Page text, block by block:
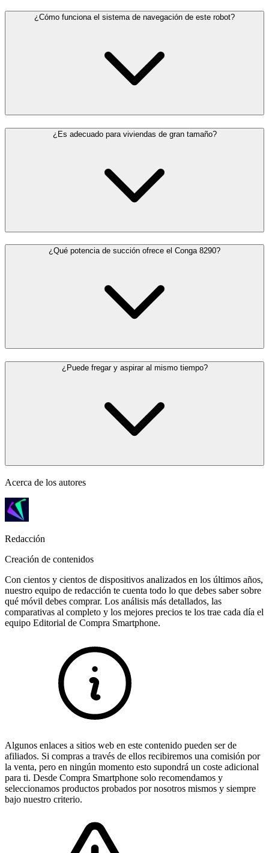
¿Cómo funciona el sistema de navegación de este robot?
¿Es adecuado para viviendas de gran tamaño?
¿Qué potencia de succión ofrece el Conga 8290?
¿Puede fregar y aspirar al mismo tiempo?
Acerca de los autores
Redacción
Creación de contenidos
Con cientos y cientos de dispositivos analizados en los últimos años,
nuestro equipo de redacción te cuenta todo lo que debes saber sobre
qué móvil debes comprar. Los análisis más detallados, las
comparativas al completo y los mejores precios te los trae cada día el
equipo Editorial de Compra Smartphone.
Algunos enlaces a sitios web en este contenido pueden ser de
afiliados. Si compras a través de ellos recibiremos una comisión por
la venta, pero en ningún momento esto supondrá un coste adicional
para ti. Desde Compra Smartphone solo recomendamos y
seleccionamos productos probados por nosotros mismos y siempre
bajo nuestro criterio.